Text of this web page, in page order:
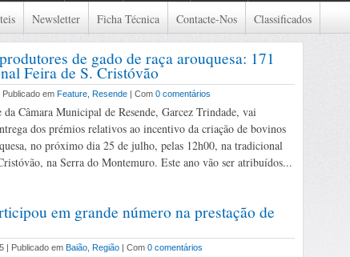
Newsletter Ficha Técnica Contacte-Nos Classificados
de gado de raça arouquesa: 171
Feira de S. Cristóvão
em Feature Resende | Com 0 comentários
da Câmara Municipal de Resende, Garcez Trindade, vai
dos prémios relativos ao incentivo da criação de bovinos
no próximo dia 25 de julho, pelas 12h00, na tradicional
na Serra do Montemuro. Este ano vão ser atribuídos...
em grande número na prestação de
| Publicado em Baião Região | Com 0 comentários